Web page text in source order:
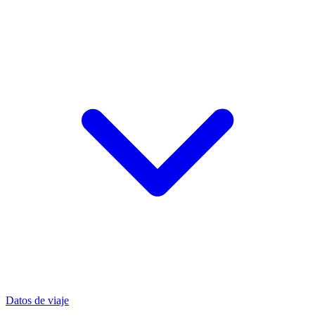
Datos de viaje